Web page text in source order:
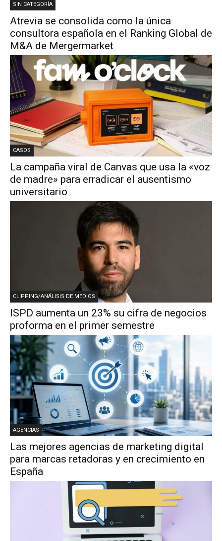
SIN CATEGORÍA
Atrevia se consolida como la única
consultora española en el Ranking Global de
M&A de Mergermarket
CASOS
La campaña viral de Canvas que usa la «voz
de madre» para erradicar el ausentismo
universitario
CLIPPING/ANÁLISIS DE MEDIOS
ISPD aumenta un 23% su cifra de negocios
proforma en el primer semestre
AGENCIAS
Las mejores agencias de marketing digital
para marcas retadoras y en crecimiento en
España